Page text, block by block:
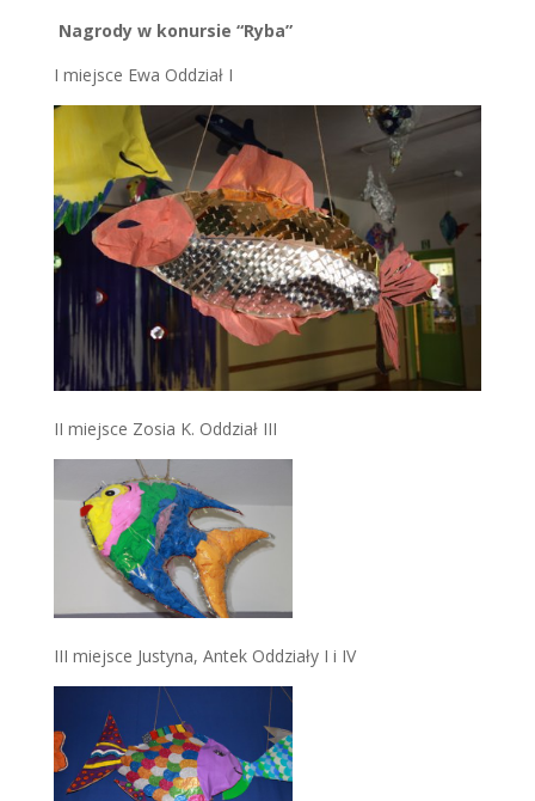
Nagrody w konursie “Ryba”
I miejsce Ewa Oddział I
II miejsce Zosia K. Oddział III
III miejsce Justyna, Antek Oddziały I i IV